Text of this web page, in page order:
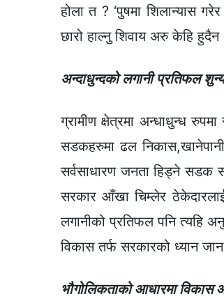
होला त ? ‘पुषमा शिलान्यास
छारो हाल्नु शिवाय अरु केहि हुदैन
अन्दाधुन्दको लगानी प्रतिफल शुन्य
ग्रामीण क्षेत्रमा अन्धाधुन्ध
सडकहरुमा ढल
सर्वसाधारण जनता हिड्ने सडक
सरकार आँखा चिम्लेर
लगानीको प्रतिफल पनि त्यहि
विकास तर्फ सरकारको ध्यान
भौगोलिकताको आधारमा